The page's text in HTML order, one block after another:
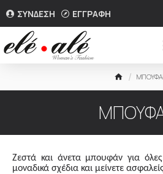
ΣΥΝΔΕΣΗ ΕΓΓΡΑΦΗ
Ζεστά και άνετα μπουφάν για
μοναδικά σχέδια και μείνετε